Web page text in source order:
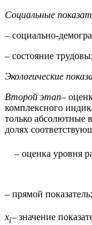
Социальные
– социально-
– состояние
Экологические
Второй этап–
комплексного
только абсолютные
долях
– оценка уровня
– прямой показатель;
xi– значение